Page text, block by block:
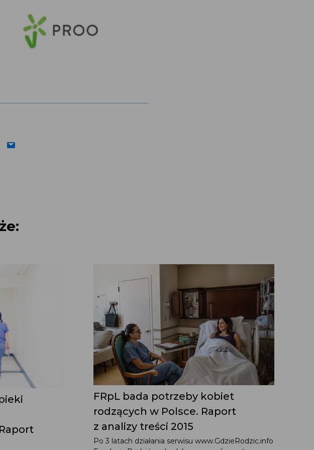
FRpL bada potrzeby kobiet
rodzących w Polsce. Raport
z analizy treści 2015
Po 3 latach działania serwisu www.GdzieRodzic.info